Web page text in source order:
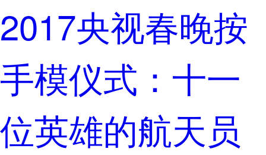
2017央视春晚按
手模仪式：十一
位英雄的航天员